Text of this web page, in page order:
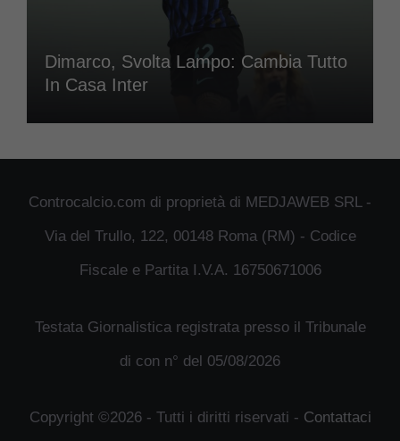
Dimarco, Svolta Lampo: Cambia Tutto
In Casa Inter
Controcalcio.com di proprietà di MEDJAWEB SRL -
Via del Trullo, 122, 00148 Roma (RM) - Codice
Fiscale e Partita I.V.A. 16750671006
Testata Giornalistica registrata presso il Tribunale
di con n° del 05/08/2026
Copyright ©2026 - Tutti i diritti riservati - Contattaci